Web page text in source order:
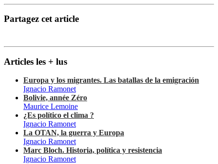
Partagez cet article
Articles les + lus
Europa y los migrantes. Las batallas de la emigración
Ignacio Ramonet
Bolivie, année Zéro
Maurice Lemoine
¿Es político el clima ?
Ignacio Ramonet
La OTAN, la guerra y Europa
Ignacio Ramonet
Marc Bloch. Historia, política y resistencia
Ignacio Ramonet